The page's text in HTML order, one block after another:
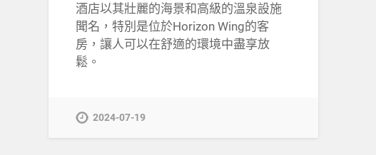
酒店以其壯麗的海景和高級的溫泉設施
聞名，特別是位於Horizon Wing的客
房，讓人可以在舒適的環境中盡享放
鬆。
2024-07-19